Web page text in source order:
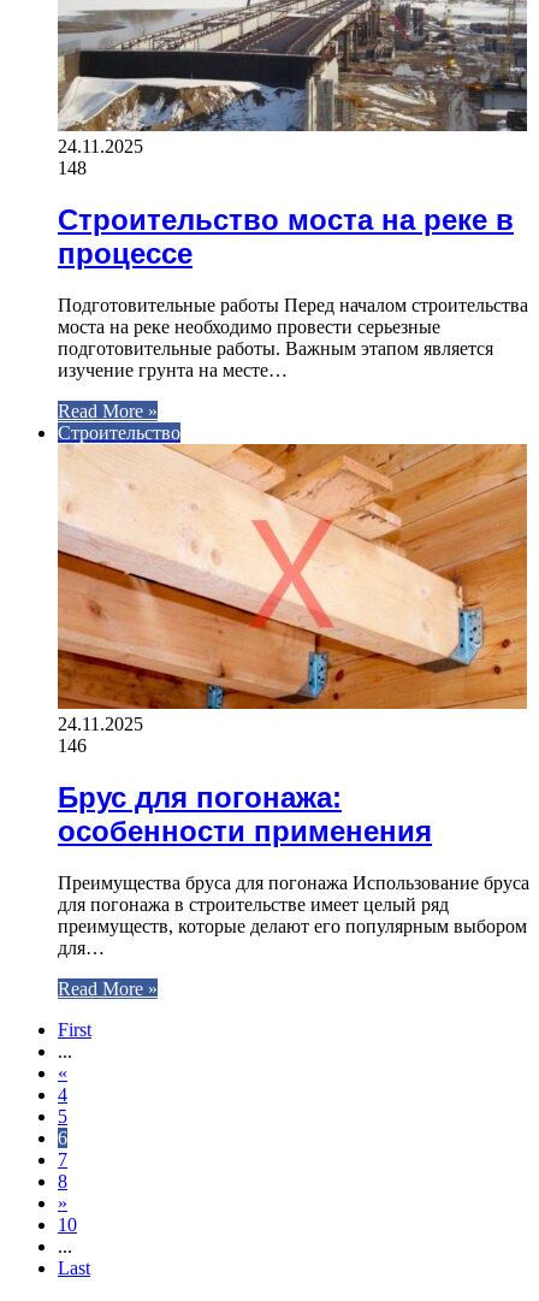
24.11.2025
148
Строительство моста на реке в
процессе
Подготовительные работы Перед началом строительства
моста на реке необходимо провести серьезные
подготовительные работы. Важным этапом является
изучение грунта на месте…
Read More »
Строительство
24.11.2025
146
Брус для погонажа:
особенности применения
Преимущества бруса для погонажа Использование бруса
для погонажа в строительстве имеет целый ряд
преимуществ, которые делают его популярным выбором
для…
Read More »
First
...
«
4
5
6
7
8
»
10
...
Last